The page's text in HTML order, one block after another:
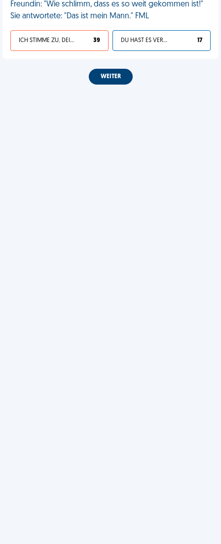
Freundin: "Wie schlimm, dass es so weit gekommen ist!"
Sie antwortete: "Das ist mein Mann." FML
ICH STIMME ZU, DEIN LEBEN IST SCHEISSE 39 DU HAST ES VERDIENT 17
WEITER